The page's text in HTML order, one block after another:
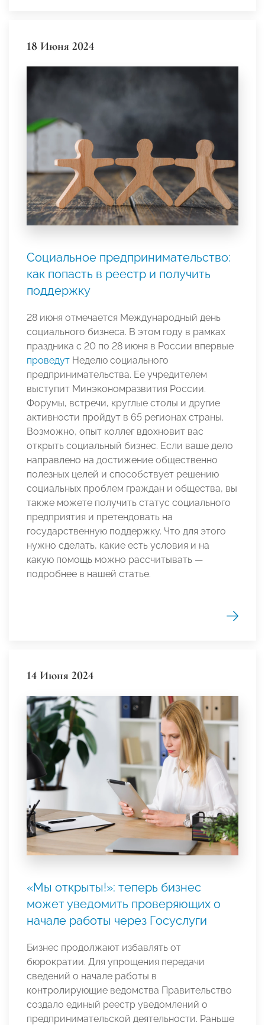
18 Июня 2024
Социальное предпринимательство:
как попасть в реестр и получить
поддержку
28 июня отмечается Международный день
социального бизнеса. В этом году в рамках
праздника с 20 по 28 июня в России впервые
проведут Неделю социального
предпринимательства. Ее учредителем
выступит Минэкономразвития России.
Форумы, встречи, круглые столы и другие
активности пройдут в 65 регионах страны.
Возможно, опыт коллег вдохновит вас
открыть социальный бизнес. Если ваше дело
направлено на достижение общественно
полезных целей и способствует решению
социальных проблем граждан и общества, вы
также можете получить статус социального
предприятия и претендовать на
государственную поддержку. Что для этого
нужно сделать, какие есть условия и на
какую помощь можно рассчитывать —
подробнее в нашей статье.
14 Июня 2024
«Мы открыты!»: теперь бизнес
может уведомить проверяющих о
начале работы через Госуслуги
Бизнес продолжают избавлять от
бюрократии. Для упрощения передачи
сведений о начале работы в
контролирующие ведомства Правительство
создало единый реестр уведомлений о
предпринимательской деятельности. Раньше